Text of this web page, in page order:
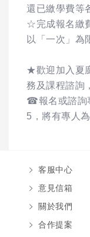
還已繳學費等
☆完成報名繳
以「一次」為
★歡迎加入夏
務及課程諮詢
☎報名或諮詢
5，將有專人
客服中心
意見信箱
關於我們
合作提案